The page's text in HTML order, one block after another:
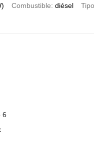
Combustible diésel
6